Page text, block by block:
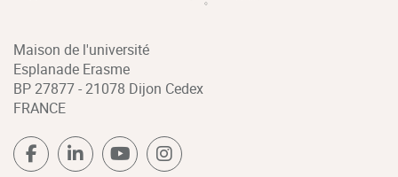
Maison de l'université
Esplanade Erasme
BP 27877 - 21078 Dijon Cedex
FRANCE